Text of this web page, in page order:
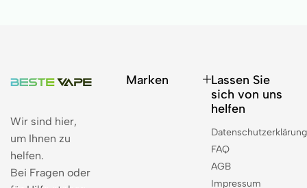
Wir sind hier,
um Ihnen zu
helfen.
Bei Fragen oder
Marken
Lassen Sie
sich von uns
helfen
Datenschutzerklärung
FAQ
AGB
Impressum